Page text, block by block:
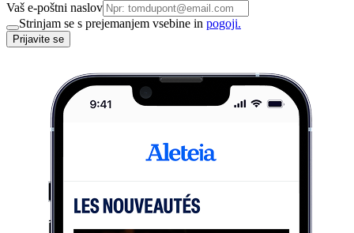
Vaš e-poštni naslov
Strinjam se s prejemanjem vsebine in pogoji.
Prijavite se